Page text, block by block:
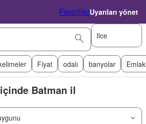
FavorilerUyarıları yönet
Ilce
Fiyat odalı banyolar
Batman il